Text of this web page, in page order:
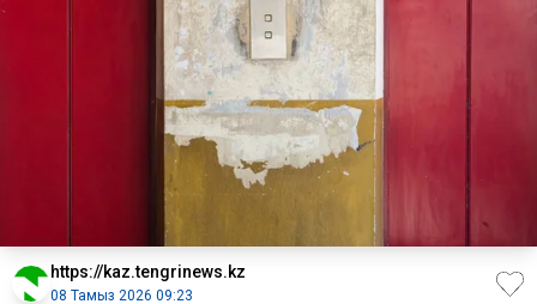
https://kaz.tengrinews.kz
08 Тамыз 2026 09:23